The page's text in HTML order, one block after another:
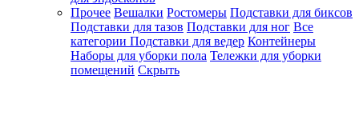
Прочее Вешалки Ростомеры Подставки для биксов
Подставки для тазов Подставки для ног Все
категории Подставки для ведер Контейнеры
Наборы для уборки пола Тележки для уборки
помещений Скрыть